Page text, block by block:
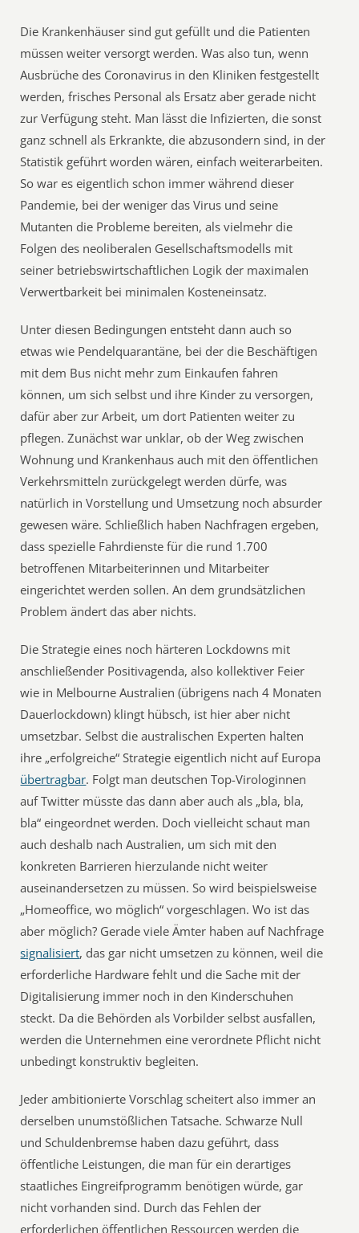
Die Krankenhäuser sind gut gefüllt und die Patienten
müssen weiter versorgt werden. Was also tun, wenn
Ausbrüche des Coronavirus in den Kliniken festgestellt
werden, frisches Personal als Ersatz aber gerade nicht
zur Verfügung steht. Man lässt die Infizierten, die sonst
ganz schnell als Erkrankte, die abzusondern sind, in der
Statistik geführt worden wären, einfach weiterarbeiten.
So war es eigentlich schon immer während dieser
Pandemie, bei der weniger das Virus und seine
Mutanten die Probleme bereiten, als vielmehr die
Folgen des neoliberalen Gesellschaftsmodells mit
seiner betriebswirtschaftlichen Logik der maximalen
Verwertbarkeit bei minimalen Kosteneinsatz.
Unter diesen Bedingungen entsteht dann auch so
etwas wie Pendelquarantäne, bei der die Beschäftigen
mit dem Bus nicht mehr zum Einkaufen fahren
können, um sich selbst und ihre Kinder zu versorgen,
dafür aber zur Arbeit, um dort Patienten weiter zu
pflegen. Zunächst war unklar, ob der Weg zwischen
Wohnung und Krankenhaus auch mit den öffentlichen
Verkehrsmitteln zurückgelegt werden dürfe, was
natürlich in Vorstellung und Umsetzung noch absurder
gewesen wäre. Schließlich haben Nachfragen ergeben,
dass spezielle Fahrdienste für die rund 1.700
betroffenen Mitarbeiterinnen und Mitarbeiter
eingerichtet werden sollen. An dem grundsätzlichen
Problem ändert das aber nichts.
Die Strategie eines noch härteren Lockdowns mit
anschließender Positivagenda, also kollektiver Feier
wie in Melbourne Australien (übrigens nach 4 Monaten
Dauerlockdown) klingt hübsch, ist hier aber nicht
umsetzbar. Selbst die australischen Experten halten
ihre „erfolgreiche“ Strategie eigentlich nicht auf Europa
übertragbar. Folgt man deutschen Top-Virologinnen
auf Twitter müsste das dann aber auch als „bla, bla,
bla“ eingeordnet werden. Doch vielleicht schaut man
auch deshalb nach Australien, um sich mit den
konkreten Barrieren hierzulande nicht weiter
auseinandersetzen zu müssen. So wird beispielsweise
„Homeoffice, wo möglich“ vorgeschlagen. Wo ist das
aber möglich? Gerade viele Ämter haben auf Nachfrage
signalisiert, das gar nicht umsetzen zu können, weil die
erforderliche Hardware fehlt und die Sache mit der
Digitalisierung immer noch in den Kinderschuhen
steckt. Da die Behörden als Vorbilder selbst ausfallen,
werden die Unternehmen eine verordnete Pflicht nicht
unbedingt konstruktiv begleiten.
Jeder ambitionierte Vorschlag scheitert also immer an
derselben unumstößlichen Tatsache. Schwarze Null
und Schuldenbremse haben dazu geführt, dass
öffentliche Leistungen, die man für ein derartiges
staatliches Eingreifprogramm benötigen würde, gar
nicht vorhanden sind. Durch das Fehlen der
erforderlichen öffentlichen Ressourcen werden die